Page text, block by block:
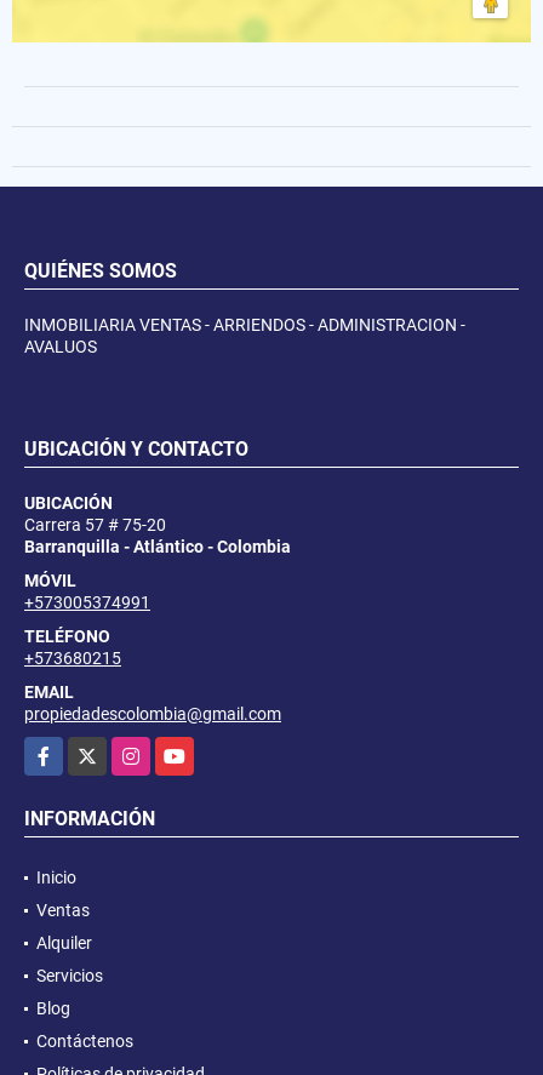
QUIÉNES SOMOS
INMOBILIARIA VENTAS - ARRIENDOS - ADMINISTRACION -
AVALUOS
UBICACIÓN Y CONTACTO
UBICACIÓN
Carrera 57 # 75-20
Barranquilla - Atlántico - Colombia
MÓVIL
+573005374991
TELÉFONO
+573680215
EMAIL
propiedadescolombia@gmail.com
Facebook
InstagramYouTube
INFORMACIÓN
Inicio
Ventas
Alquiler
Servicios
Blog
Contáctenos